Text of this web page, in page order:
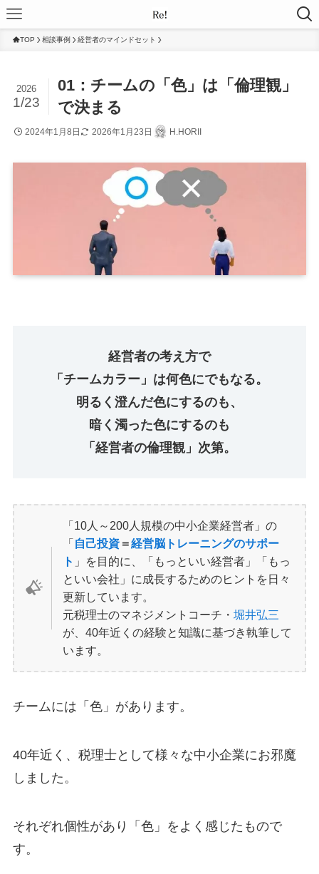
TOP 相談事例 経営者のマインドセット
01：チームの「色」は「倫理観」
で決まる
2026
1/23
2024年1月8日 2026年1月23日 H.HORII
経営者の考え方で
「チームカラー」は何色にでもなる。
明るく澄んだ色にするのも、
暗く濁った色にするのも
「経営者の倫理観」次第。
「10人～200人規模の中小企業経営者」の
「自己投資＝経営脳トレーニングのサポー
ト 」を目的に、「もっといい経営者」「もっ
といい会社」に成長するためのヒントを日々
更新しています。
元税理士のマネジメントコーチ・堀井弘三
が、40年近くの経験と知識に基づき執筆して
います。
チームには「色」があります。
40年近く、税理士として様々な中小企業にお邪魔
しました。
それぞれ個性があり「色」をよく感じたもので
す。